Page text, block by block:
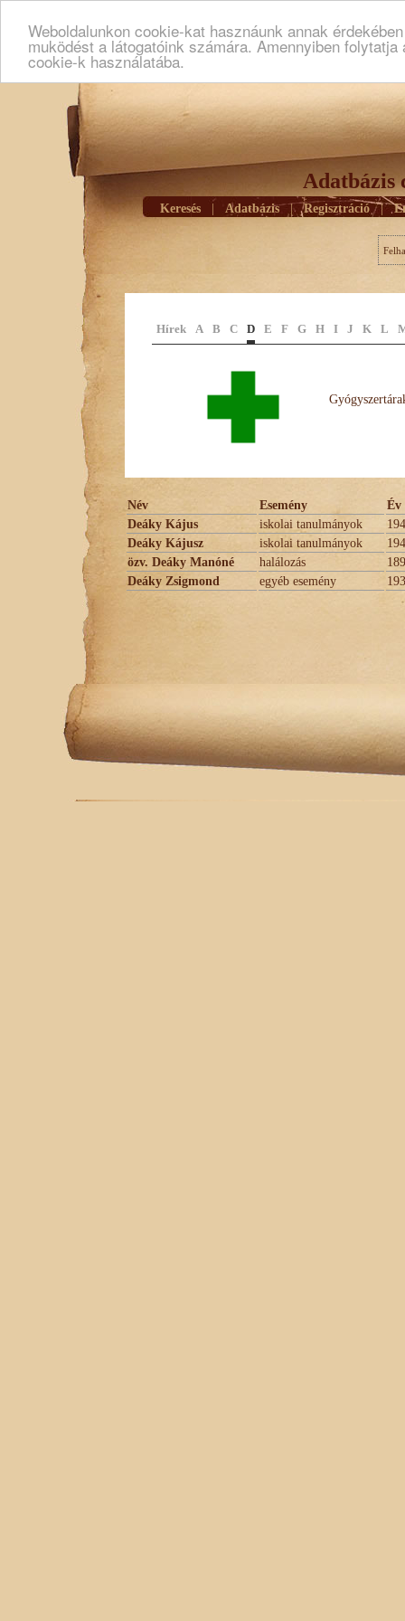
Weboldalunkon cookie-kat hasznáunk annak
muködést a látogatóink számára. Amennyiben
cookie-k használatába.
Adatbázis
Keresés Adatbázis | Regisztráció |
Hírek A B C D E F G H I J K L
Név Esemény
Év
Deáky Kájus
iskolai tanulmányok
Deáky Kájusz
iskolai tanulmányok
özv. Deáky Manóné
halálozás
Deáky Zsigmond
egyéb esemény